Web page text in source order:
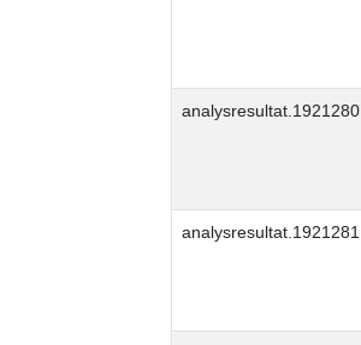
analysresultat.1921280
analysresultat.1921281